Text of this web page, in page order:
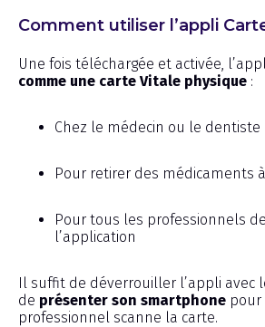
Comment utiliser l’appli
Une fois téléchargée et activée,
comme une carte Vitale physique :
Chez le médecin ou le dentiste
Pour retirer des médicaments
Pour tous les professionnels
l’application
Il suffit de déverrouiller l’appli avec
de présenter son smartphone pour
professionnel scanne la carte.